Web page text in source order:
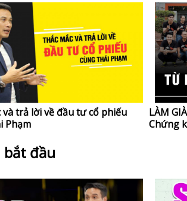
và trả lời về đầu tư cổ phiếu
Phạm
LÀM
Chứng
đầu